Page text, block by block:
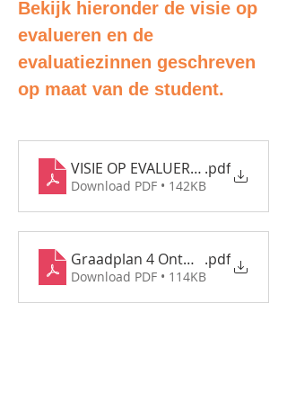
Bekijk hieronder de visie op
evalueren en de
evaluatiezinnen geschreven
op maat van de student.
VISIE OP EVALUEREN OP DE AHA
.pdf
Download PDF • 142KB
Graadplan 4 Ontwerper
.pdf
Download PDF • 114KB